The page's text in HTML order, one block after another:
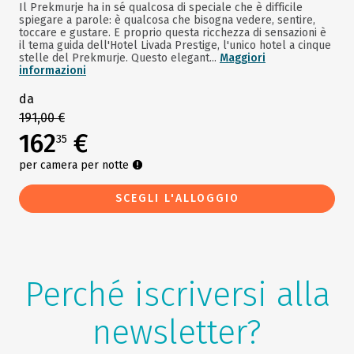
Il Prekmurje ha in sé qualcosa di speciale che è difficile
spiegare a parole: è qualcosa che bisogna vedere, sentire,
toccare e gustare. E proprio questa ricchezza di sensazioni è
il tema guida dell'Hotel Livada Prestige, l'unico hotel a cinque
stelle del Prekmurje. Questo elegant... Maggiori
informazioni
da
191,00 €
16235 €
per camera per notte
SCEGLI L'ALLOGGIO
Perché iscriversi alla
newsletter?